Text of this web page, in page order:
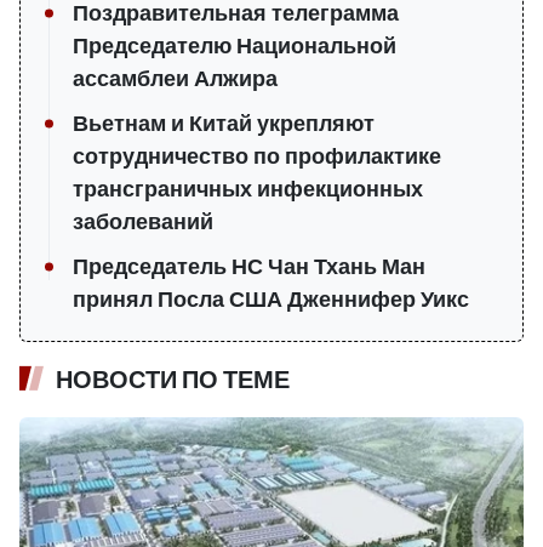
Поздравительная телеграмма
Председателю Национальной
ассамблеи Алжира
Вьетнам и Китай укрепляют
сотрудничество по профилактике
трансграничных инфекционных
заболеваний
Председатель НС Чан Тхань Ман
принял Посла США Дженнифер Уикс
НОВОСТИ ПО ТЕМЕ